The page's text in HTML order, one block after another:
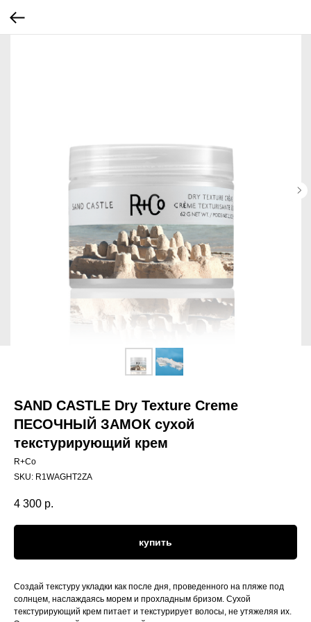
SAND CASTLE Dry Texture Creme
ПЕСОЧНЫЙ ЗАМОК сухой
текстурирующий крем
R+Co
SKU: R1WAGHT2ZA
4 300 р.
купить
Создай текстуру укладки как после дня, проведенного на пляже под
солнцем, наслаждаясь морем и прохладным бризом. Сухой
текстурирующий крем питает и текстурирует волосы, не утяжеляя их.